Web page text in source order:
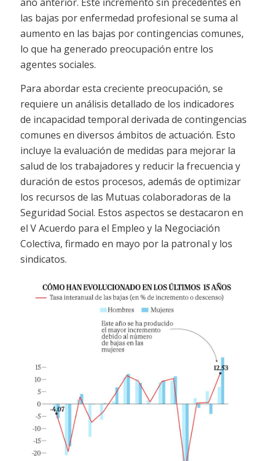
año anterior. Este incremento sin precedentes en
las bajas por enfermedad profesional se suma al
aumento en las bajas por contingencias comunes,
lo que ha generado preocupación entre los
agentes sociales.
Para abordar esta creciente preocupación, se
requiere un análisis detallado de los indicadores
de incapacidad temporal derivada de contingencias
comunes en diversos ámbitos de actuación. Esto
incluye la evaluación de medidas para mejorar la
salud de los trabajadores y reducir la frecuencia y
duración de estos procesos, además de optimizar
los recursos de las Mutuas colaboradoras de la
Seguridad Social. Estos aspectos se destacaron en
el V Acuerdo para el Empleo y la Negociación
Colectiva, firmado en mayo por la patronal y los
sindicatos.